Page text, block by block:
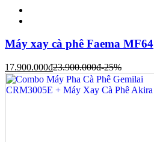
Máy xay cà phê Faema MF64
17.900.000đ23.900.000đ-25%